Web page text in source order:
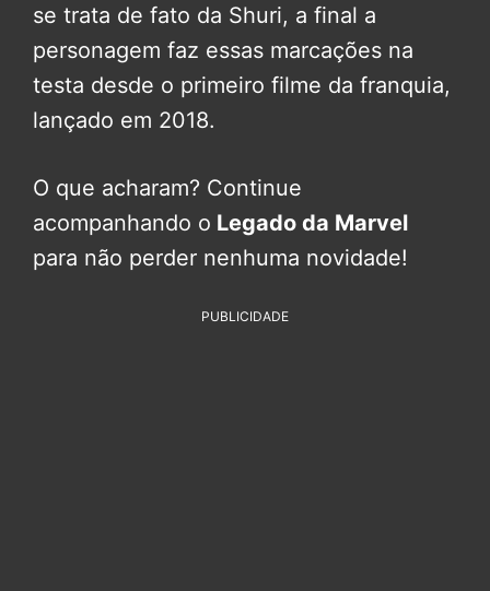
se trata de fato da Shuri, a final a
personagem faz essas marcações na
testa desde o primeiro filme da franquia,
lançado em 2018.
O que acharam? Continue
acompanhando o Legado da Marvel
para não perder nenhuma novidade!
PUBLICIDADE